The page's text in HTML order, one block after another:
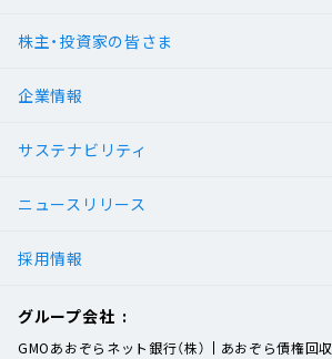
有人店舗
株主・投資家の皆さま
企業情報
サステナビリティ
ニュースリリース
採用情報
グループ会社
GMOあおぞらネット銀行（株）
あおぞら債権回収